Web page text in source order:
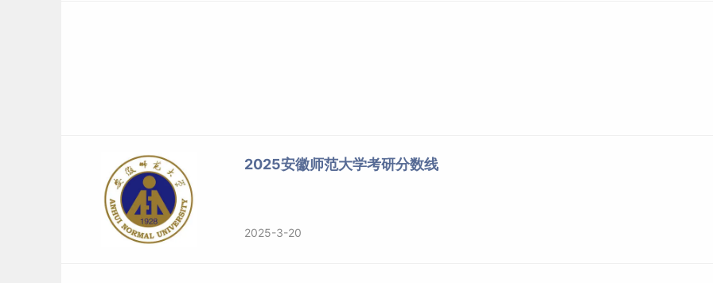
2025安徽师范大学考研分数线
2025-3-20